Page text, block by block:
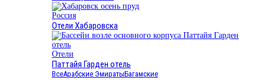
Россия
Отели Хабаровска
Отели
Паттайя Гарден отель
ВсеАрабские ЭмиратыБагамские